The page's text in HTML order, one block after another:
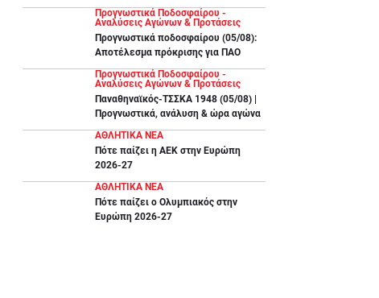
Προγνωστικά Ποδοσφαίρου -
Αναλύσεις Αγώνων & Προτάσεις
Προγνωστικά ποδοσφαίρου (05/08):
Αποτέλεσμα πρόκρισης για ΠΑΟ
Προγνωστικά Ποδοσφαίρου -
Αναλύσεις Αγώνων & Προτάσεις
Παναθηναϊκός-ΤΣΣΚΑ 1948 (05/08) |
Προγνωστικά, ανάλυση & ώρα αγώνα
ΑΘΛΗΤΙΚΑ ΝΕΑ
Πότε παίζει η ΑΕΚ στην Ευρώπη
2026-27
ΑΘΛΗΤΙΚΑ ΝΕΑ
Πότε παίζει ο Ολυμπιακός στην
Ευρώπη 2026-27